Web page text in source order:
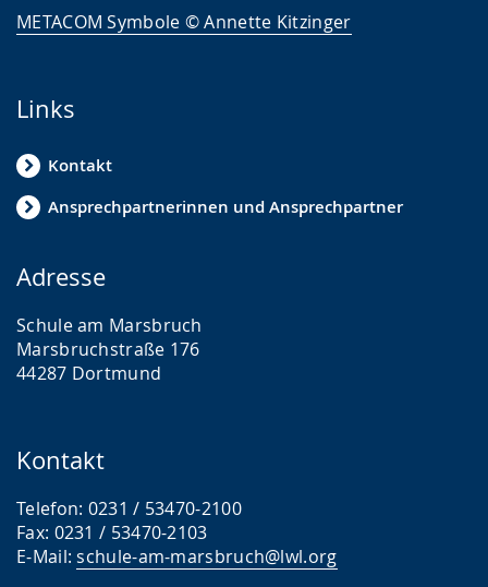
METACOM Symbole © Annette Kitzinger
Links
Kontakt
Ansprechpartnerinnen und Ansprechpartner
Adresse
Schule am Marsbruch
Marsbruchstraße 176
44287 Dortmund
Kontakt
Telefon: 0231 / 53470-2100
Fax: 0231 / 53470-2103
E-Mail:schule-am-marsbruch@lwl.org